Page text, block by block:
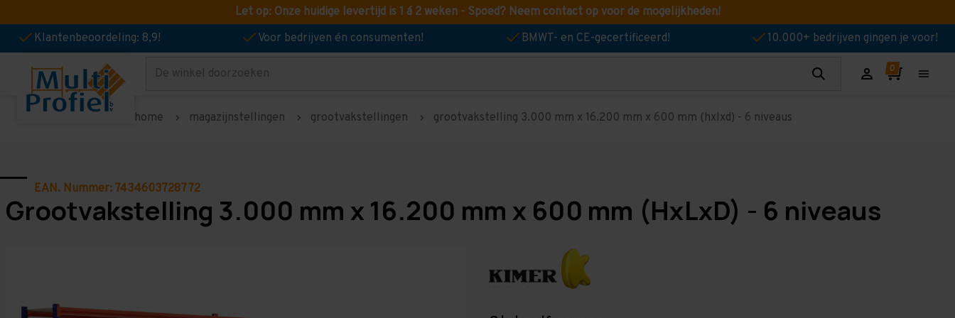
Let op: Onze huidige levertijd is 1 á 2 weken - Spoed? Neem contact op voor de mogelijkheden!
Klantenbeoordeling: 8,9!
Voor bedrijven én consumenten! BMWT- en CE-gecertificeerd! 10.000+ bedrijven gingen je voor!
Zoeken
home magazijnstellingen grootvakstellingen grootvakstelling 3.000 mm x 16.200 mm x 600 mm (hxlxd) - 6 niveaus
EAN. Nummer: 7434603728772
Grootvakstelling 3.000 mm x 16.200 mm x 600 mm (HxLxD) - 6 niveaus